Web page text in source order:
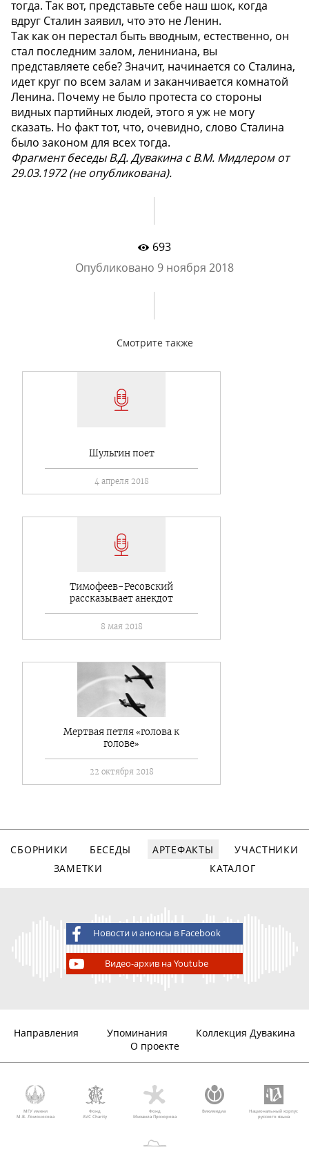
тогда. Так вот, представьте себе наш шок, когда
вдруг Сталин заявил, что это не Ленин.
Так как он перестал быть вводным, естественно, он
стал последним залом, лениниана, вы
представляете себе? Значит, начинается со Сталина,
идет круг по всем залам и заканчивается комнатой
Ленина. Почему не было протеста со стороны
видных партийных людей, этого я уж не могу
сказать. Но факт тот, что, очевидно, слово Сталина
было законом для всех тогда.
Фрагмент беседы В.Д. Дувакина с В.М. Мидлером от
29.03.1972 (не опубликована).
693
Опубликовано 9 ноября 2018
Смотрите также
Шульгин поет
4 апреля 2018
Тимофеев-Ресовский
рассказывает анекдот
8 мая 2018
Мертвая петля «голова к
голове»
22 октября 2018
СБОРНИКИ БЕСЕДЫ АРТЕФАКТЫ
УЧАСТНИКИ
ЗАМЕТКИ
КАТАЛОГ
Новости и анонсы в Facebook
Видео-архив на Youtube
Направления Упоминания
Коллекция Дувакина
О проекте
МГУ имени
М.В. Ломоносова
Фонд
AVC Charity
Фонд
Михаила Прохорова
Викимедиа
Национальный корпус
русского языка